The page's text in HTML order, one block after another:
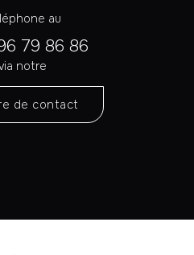
au
79 86 86
notre
de contact